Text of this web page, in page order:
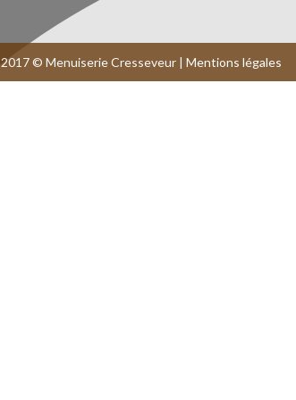
2017 © Menuiserie Cresseveur | Mentions légales